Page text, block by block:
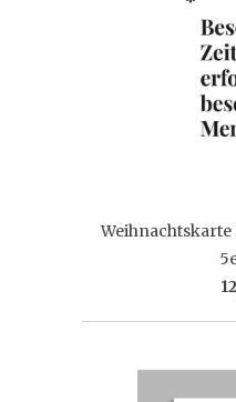
Weihnachtskarte